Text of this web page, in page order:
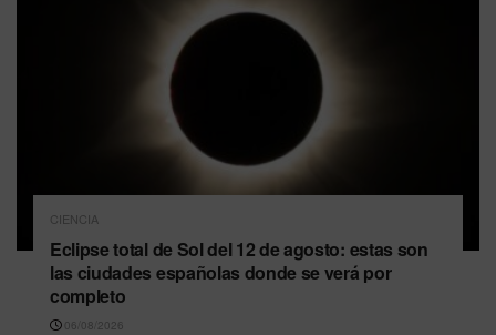
CIENCIA
Eclipse total de Sol del 12 de agosto: estas son
las ciudades españolas donde se verá por
completo
06/08/2026